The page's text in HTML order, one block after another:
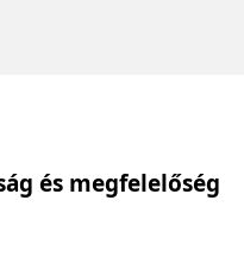
és megfelelőség